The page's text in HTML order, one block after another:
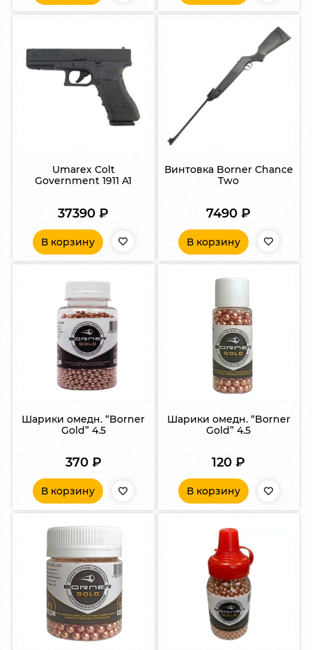
Umarex Colt
Government 1911 A1
37390₽
В корзину
Винтовка Borner Chance
Two
7490₽
В корзину
Шарики омедн. “Borner
Gold” 4.5
370 ₽
В корзину
Шарики омедн. “Borner
Gold” 4.5
120₽
В корзину